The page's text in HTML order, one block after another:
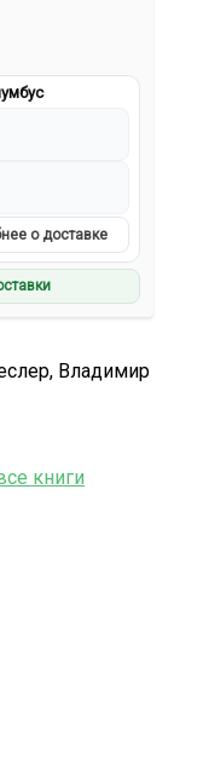
о доставке
Владимир
книги